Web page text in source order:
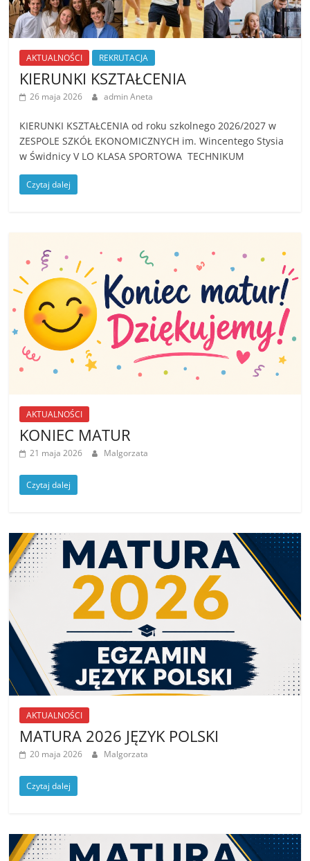
AKTUALNOŚCI REKRUTACJA
KIERUNKI KSZTAŁCENIA
26 maja 2026 admin Aneta
KIERUNKI KSZTAŁCENIA od roku szkolnego 2026/2027 w
ZESPOLE SZKÓŁ EKONOMICZNYCH im. Wincentego Stysia
w Świdnicy V LO KLASA SPORTOWA TECHNIKUM
Czytaj dalej
AKTUALNOŚCI
KONIEC MATUR
21 maja 2026 Malgorzata
Czytaj dalej
AKTUALNOŚCI
MATURA 2026 JĘZYK POLSKI
20 maja 2026 Malgorzata
Czytaj dalej